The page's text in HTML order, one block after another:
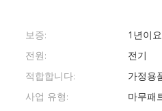
보증: 1년이요
전원: 전기
적합합니다: 가정용
사업 유형: 마무패